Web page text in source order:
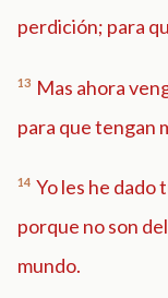
perdición; para
13 Mas ahora
para que tengan
14 Yo les he dado
porque no son
mundo.